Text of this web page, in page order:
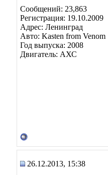
Сообщений: 23,863
Регистрация: 19.10.2009
Адрес: Ленинград
Авто: Kasten from Venom
Год выпуска: 2008
Двигатель: АХС
26.12.2013, 15:38